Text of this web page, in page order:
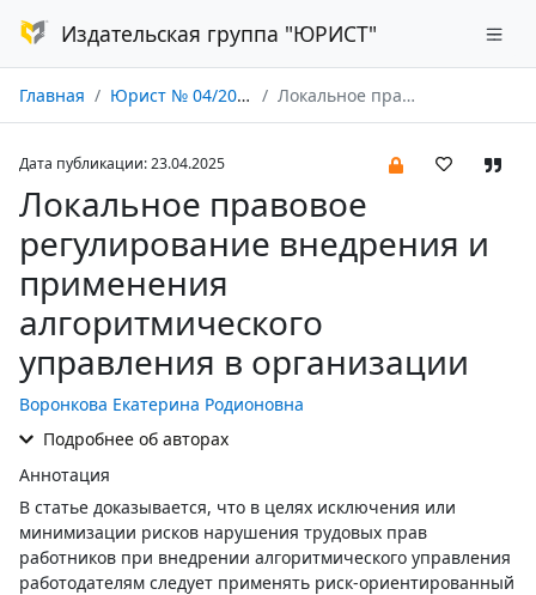
Издательская группа "ЮРИСТ"
Главная Юрист № 04/2025 Локальное правовое регулирование внедрения и применения алгоритмического управления в организации
Дата публикации: 23.04.2025
Локальное правовое
регулирование внедрения и
применения
алгоритмического
управления в организации
Воронкова Екатерина Родионовна
Подробнее об авторах
Аннотация
В статье доказывается, что в целях исключения или
минимизации рисков нарушения трудовых прав
работников при внедрении алгоритмического управления
работодателям следует применять риск-ориентированный